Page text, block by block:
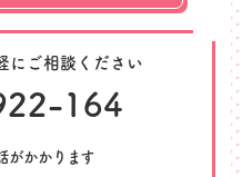
にご相談ください
164
がかかります